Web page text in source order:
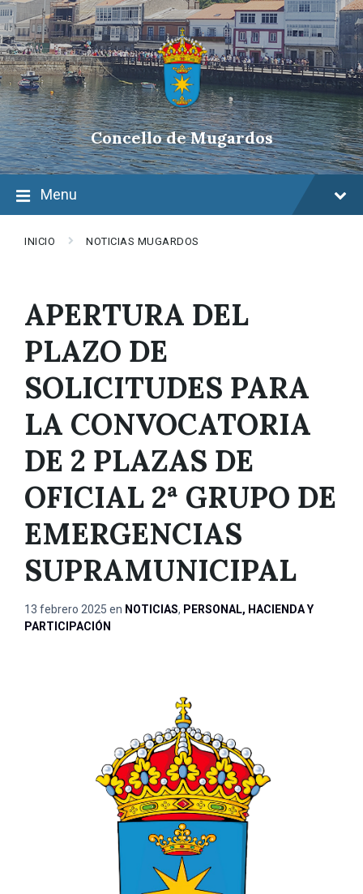
Skip
to
content
Skip
to
main
navigation
Skip
to
footer
Concello de Mugardos
Menu
INICIO NOTICIAS MUGARDOS
APERTURA DEL
PLAZO DE
SOLICITUDES PARA
LA CONVOCATORIA
DE 2 PLAZAS DE
OFICIAL 2ª GRUPO DE
EMERGENCIAS
SUPRAMUNICIPAL
13 febrero 2025 en NOTICIAS, PERSONAL, HACIENDA Y
PARTICIPACIÓN